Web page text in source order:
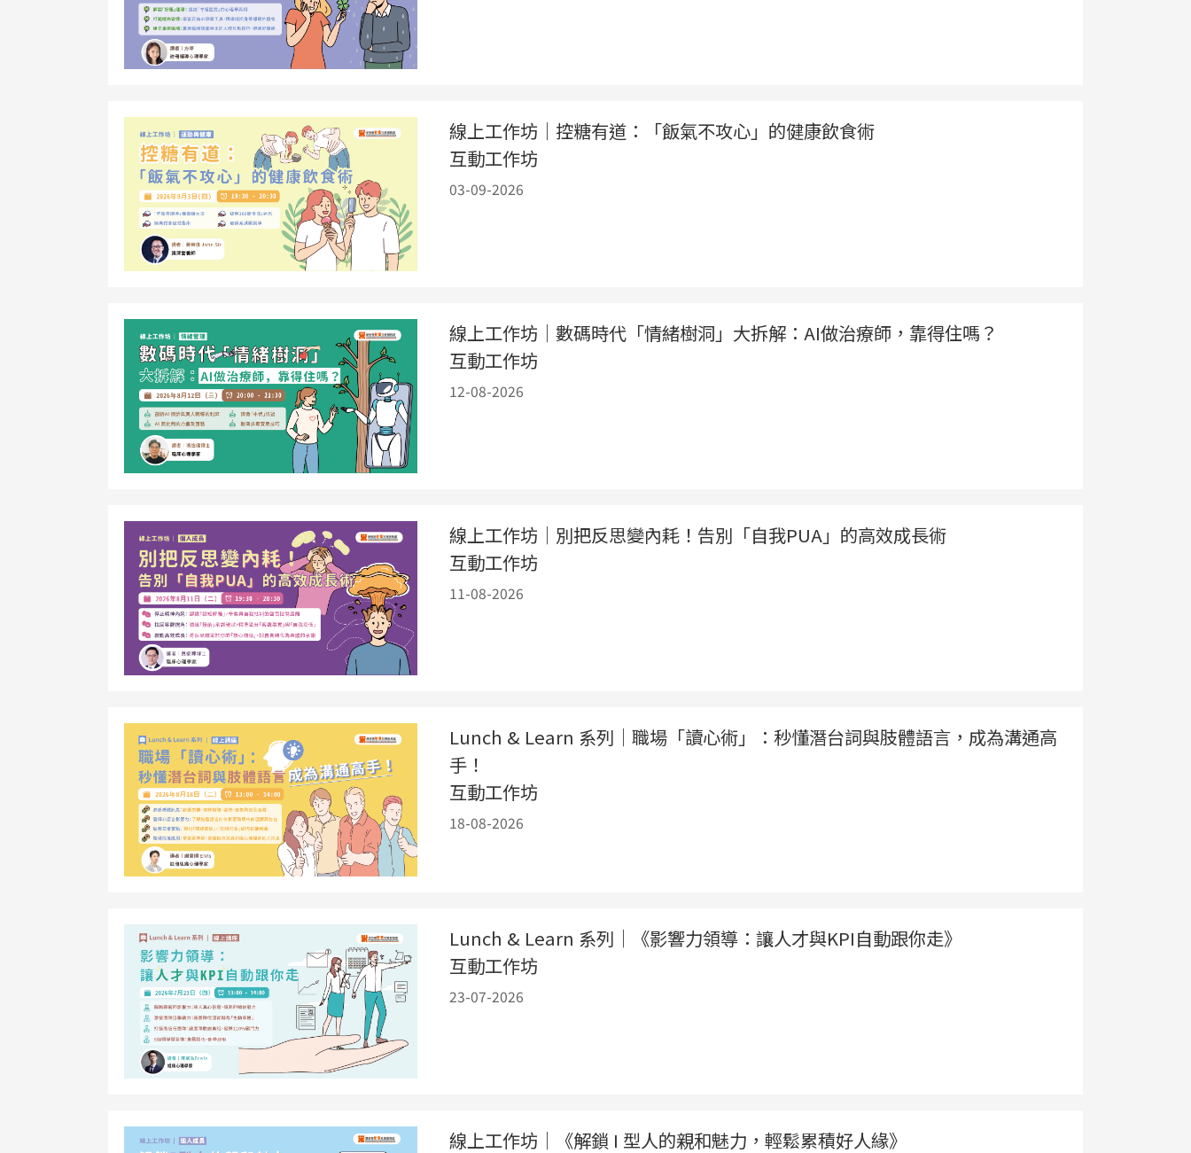
線上工作坊｜控糖有道：「飯氣不攻心」的健康飲食術
互動工作坊
03-09-2026
線上工作坊｜數碼時代「情緒樹洞」大拆解：AI做治療師，靠得住嗎？
互動工作坊
12-08-2026
線上工作坊｜別把反思變內耗！告別「自我PUA」的高效成長術
互動工作坊
11-08-2026
Lunch & Learn 系列｜職場「讀心術」：秒懂潛台詞與肢體語言，成為溝通高
手！
互動工作坊
18-08-2026
Lunch & Learn 系列｜《影響力領導：讓人才與KPI自動跟你走》
互動工作坊
23-07-2026
線上工作坊｜《解鎖 I 型人的親和魅力，輕鬆累積好人緣》